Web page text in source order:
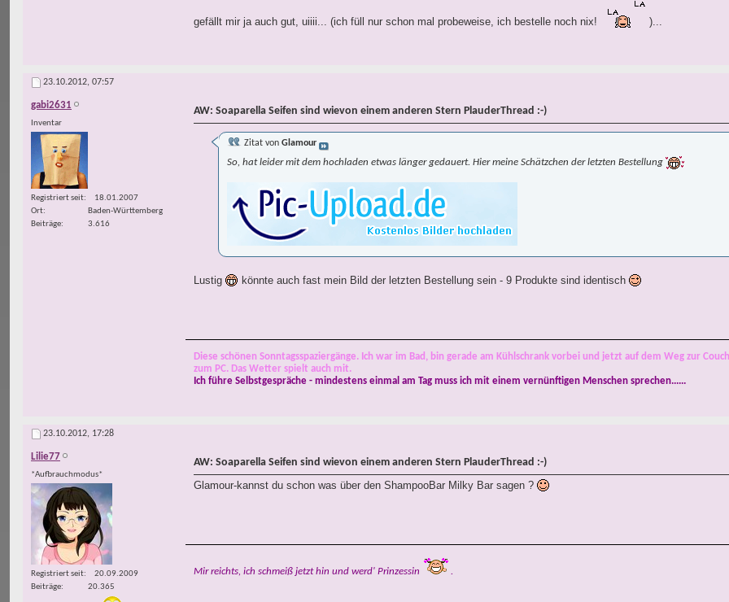
gefällt mir ja auch gut, uiiii... (ich füll nur schon mal probeweise, ich bestelle noch nix! )...
23.10.2012, 07:57
gabi2631
Inventar
Registriert seit
18.01.2007
Ort
Baden-Württemberg
Beiträge
3.616
AW: Soaparella Seifen sind wievon einem anderen Stern PlauderThread :-)
Zitat von Glamour
So, hat leider mit dem hochladen etwas länger gedauert. Hier meine Schätzchen der letzten Bestellung
Lustig könnte auch fast mein Bild der letzten Bestellung sein - 9 Produkte sind identisch
Diese schönen Sonntagsspaziergänge. Ich war im Bad, bin gerade am Kühlschrank vorbei und jetzt auf dem Weg zur
zum PC. Das Wetter spielt auch mit.
Ich führe Selbstgespräche - mindestens einmal am Tag muss ich mit einem vernünftigen Menschen sprechen......
23.10.2012, 17:28
Lilie77
*Aufbrauchmodus*
Registriert seit
20.09.2009
Beiträge
20.365
AW: Soaparella Seifen sind wievon einem anderen Stern PlauderThread :-)
Glamour-kannst du schon was über den ShampooBar Milky Bar sagen ?
Mir reichts, ich schmeiß jetzt hin und werd' Prinzessin .